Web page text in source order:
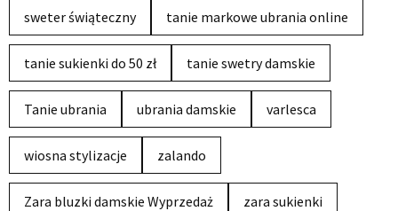
sweter świąteczny tanie markowe ubrania online
tanie sukienki do 50 zł tanie swetry damskie
Tanie ubrania ubrania damskie varlesca
wiosna stylizacje zalando
Zara bluzki damskie Wyprzedaż zara sukienki